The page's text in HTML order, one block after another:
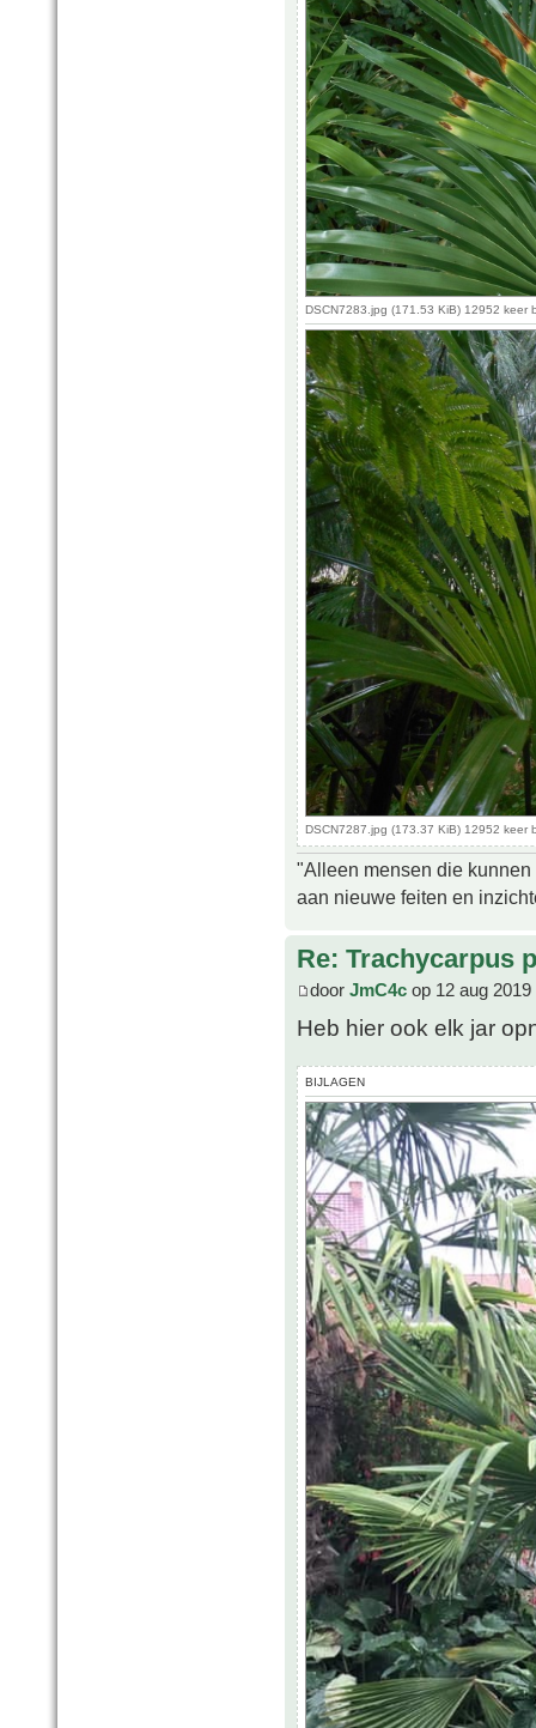
DSCN7283.jpg (171.53 KiB) 12952 keer
DSCN7287.jpg (173.37 KiB) 12952 keer
"Alleen mensen die
aan nieuwe feiten en
Re: Trachycarpus
door JmC4c op 12 aug 2019
Heb hier ook elk jar
BIJLAGEN